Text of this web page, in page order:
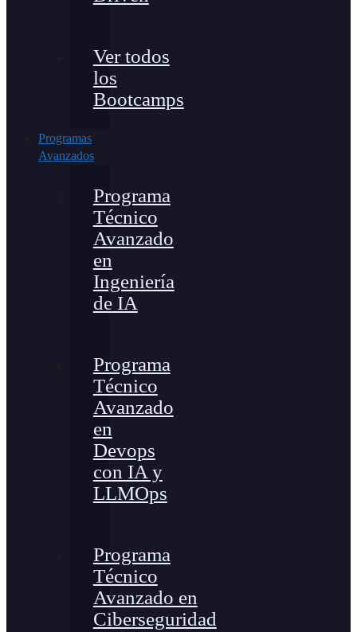
Ver todos
los
Bootcamps
Programas
Avanzados
Programa
Técnico
Avanzado
en
Ingeniería
de IA
Programa
Técnico
Avanzado
en
Devops
con IA y
LLMOps
Programa
Técnico
Avanzado en
Ciberseguridad